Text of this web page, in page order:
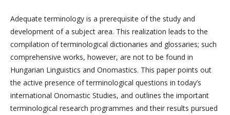
Adequate terminology is a prerequisite of the study and
development of a subject area. This realization leads to the
compilation of terminological dictionaries and glossaries; such
comprehensive works, however, are not to be found in
Hungarian Linguistics and Onomastics. This paper points out
the active presence of terminological questions in today’s
international Onomastic Studies, and outlines the important
terminological research programmes and their results pursued